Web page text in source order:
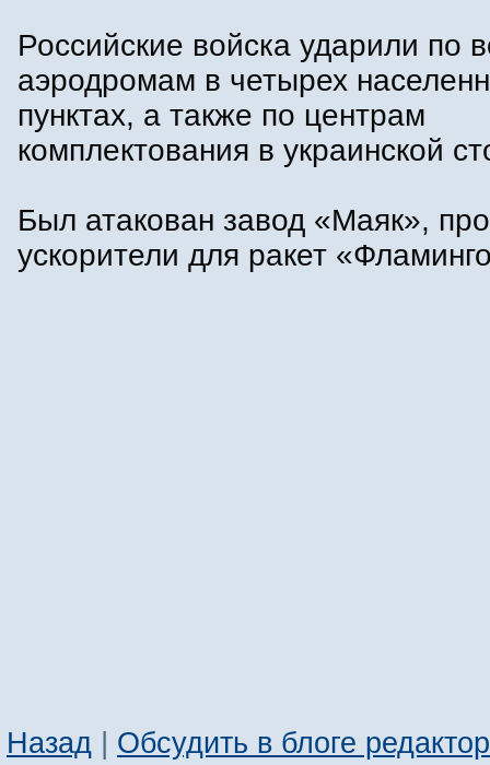
Российские войска ударили по
аэродромам в четырех
пунктах, а также по центрам
комплектования в украинской
Был атакован завод «Маяк»,
ускорители для ракет
Назад | Обсудить в блоге